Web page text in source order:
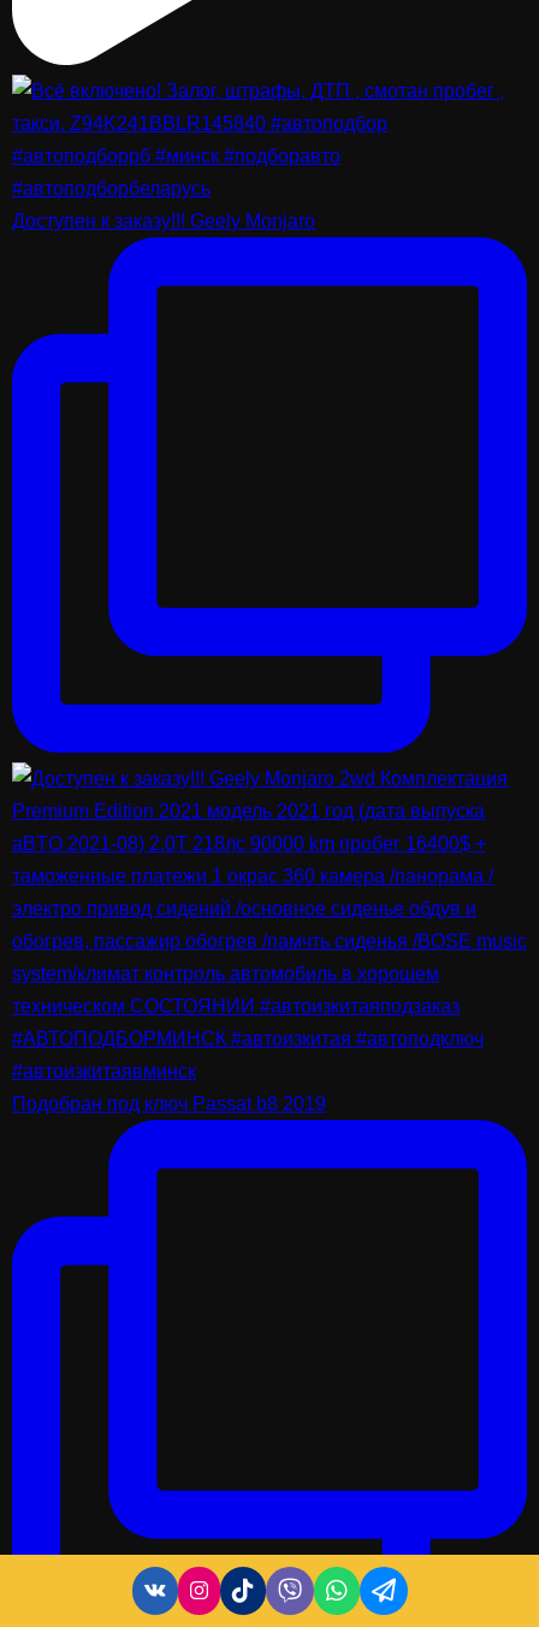
Доступен к заказу!!! Geely Monjaro
Подобран под ключ Passat b8 2019